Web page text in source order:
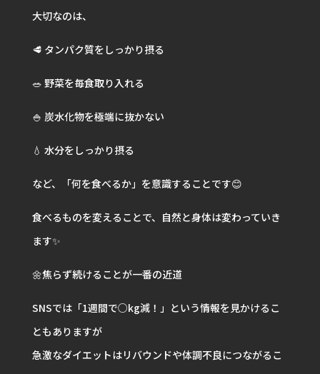
大切なのは、
🥩 タンパク質をしっかり摂る
🥗 野菜を毎食取り入れる
🍚 炭水化物を極端に抜かない
💧 水分をしっかり摂る
など、「何を食べるか」を意識することです😊
食べるものを変えることで、自然と身体は変わっていき
ます✨
🌼焦らず続けることが一番の近道
SNSでは「1週間で○kg減！」という情報を見かけるこ
ともありますが
急激なダイエットはリバウンドや体調不良につながるこ